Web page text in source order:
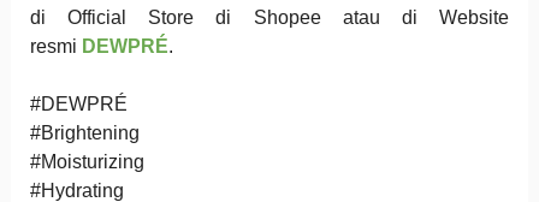
di Official Store di Shopee atau di Website
resmi DEWPRÉ.
#DEWPRÉ
#Brightening
#Moisturizing
#Hydrating